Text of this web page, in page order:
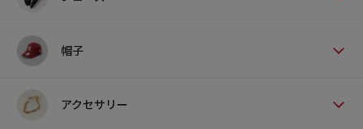
帽子
アクセサリー